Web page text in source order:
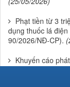
Phạt tiền từ 3
dụng thuốc lá
90/2026/NĐ-CP).
Khuyến cáo
Mỗi người dân